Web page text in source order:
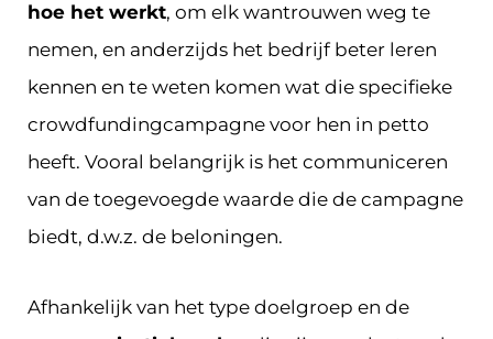
hoe het werkt, om elk wantrouwen weg te
nemen, en anderzijds het bedrijf beter leren
kennen en te weten komen wat die specifieke
crowdfundingcampagne voor hen in petto
heeft. Vooral belangrijk is het communiceren
van de toegevoegde waarde die de campagne
biedt, d.w.z. de beloningen.
Afhankelijk van het type doelgroep en de